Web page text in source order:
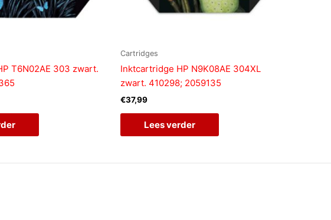
T6N02AE 303 zwart.
Cartridges
Inktcartridge HP N9K08AE 304XL
zwart. 410298; 2059135
€37,99
Lees verder